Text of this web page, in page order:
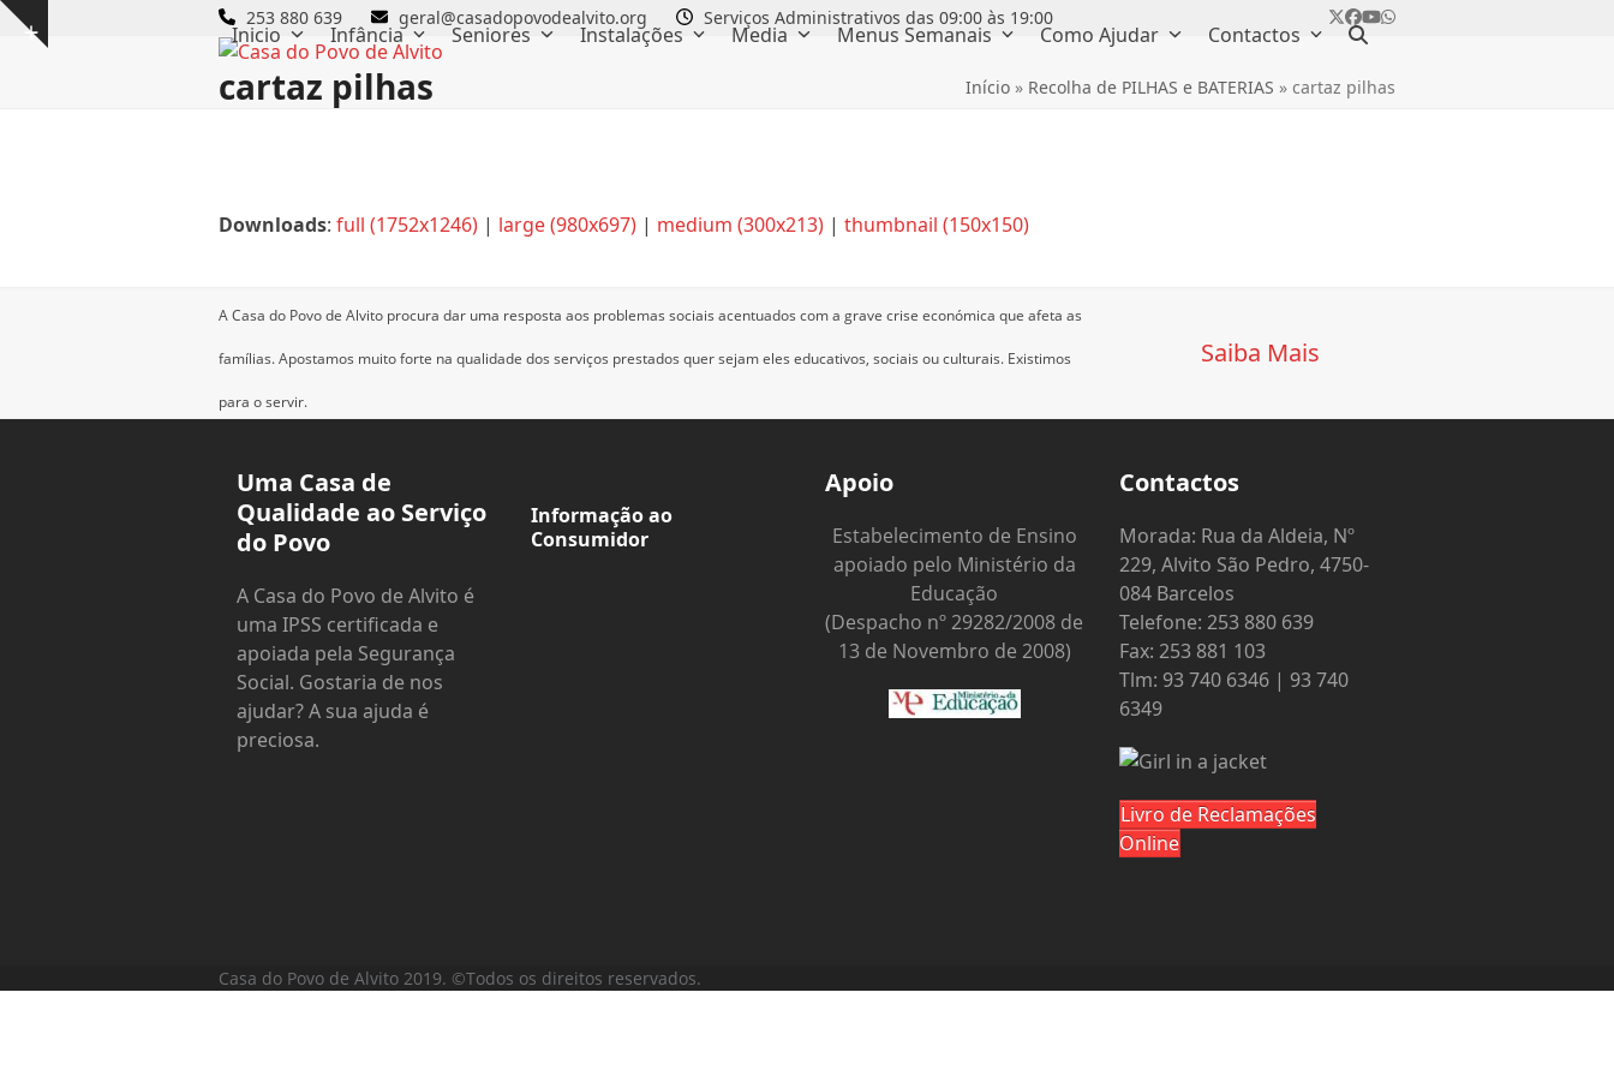
Skip
Show
253 880 639 geral@casadopovodealvito.org Serviços Administrativos das 09:00 às 19:00 Twitter
Facebook
YouTube
Whatsapp
Inicio Infância Seniores Instalações Media Menus Semanais Como Ajudar Contactos
cartaz pilhas Início » Recolha de PILHAS e BATERIAS » cartaz pilhas
Downloads: full (1752x1246) | large (980x697) | medium (300x213) | thumbnail (150x150)
A Casa do Povo de Alvito procura dar uma resposta aos problemas sociais acentuados com a grave crise económica que afeta as
famílias.Apostamos muito forte na qualidade dos serviços prestados quer sejam eles educativos, sociais ou culturais. Existimos
para o servir.
Saiba Mais
Uma Casa de
Qualidade ao Serviço
do Povo
A Casa do Povo de Alvito é
uma IPSS certificada e
apoiada pela Segurança
Social. Gostaria de nos
ajudar? A sua ajuda é
preciosa.
Informação ao
Consumidor
Apoio
Estabelecimento de Ensino
apoiado pelo Ministério da
Educação
(Despacho nº 29282/2008 de
13 de Novembro de 2008)
Contactos
Morada: Rua da Aldeia, Nº
229, Alvito São Pedro, 4750-
084 Barcelos
Telefone: 253 880 639
Fax: 253 881 103
Tlm: 93 740 6346 | 93 740
6349
Livro de Reclamações
Online
Casa do Povo de Alvito 2019. ©Todos os direitos reservados.